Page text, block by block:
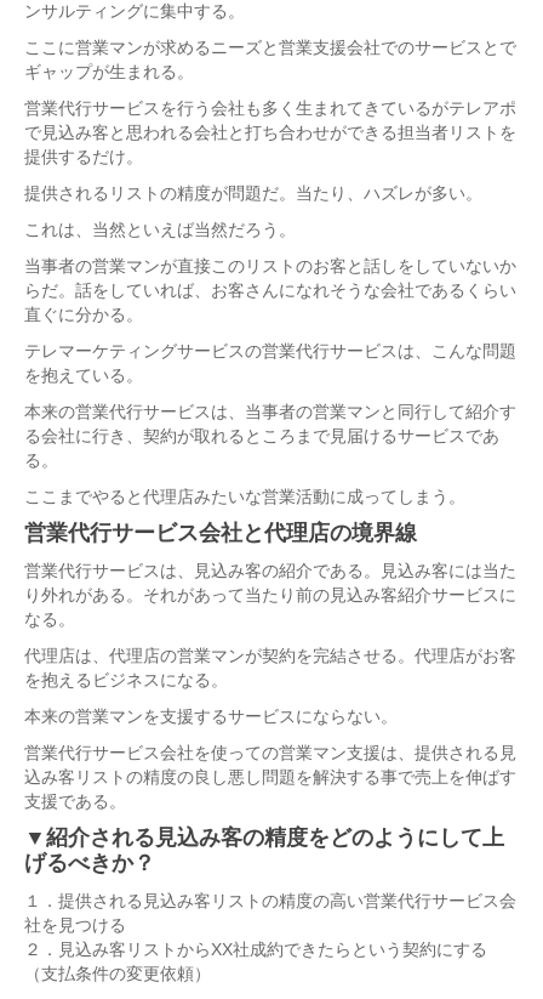
ログイン/ログアウト
ンサルティングに集中する。
ここに営業マンが求めるニーズと営業支援会社でのサービスとで
ギャップが生まれる。
営業代行サービスを行う会社も多く生まれてきているがテレアポ
で見込み客と思われる会社と打ち合わせができる担当者リストを
提供するだけ。
提供されるリストの精度が問題だ。当たり、ハズレが多い。
これは、当然といえば当然だろう。
当事者の営業マンが直接このリストのお客と話しをしていないか
らだ。話をしていれば、お客さんになれそうな会社であるくらい
直ぐに分かる。
テレマーケティングサービスの営業代行サービスは、こんな問題
を抱えている。
本来の営業代行サービスは、当事者の営業マンと同行して紹介す
る会社に行き、契約が取れるところまで見届けるサービスであ
る。
ここまでやると代理店みたいな営業活動に成ってしまう。
営業代行サービス会社と代理店の境界線
営業代行サービスは、見込み客の紹介である。見込み客には当た
り外れがある。それがあって当たり前の見込み客紹介サービスに
なる。
代理店は、代理店の営業マンが契約を完結させる。代理店がお客
を抱えるビジネスになる。
本来の営業マンを支援するサービスにならない。
営業代行サービス会社を使っての営業マン支援は、提供される見
込み客リストの精度の良し悪し問題を解決する事で売上を伸ばす
支援である。
▼紹介される見込み客の精度をどのようにして上
げるべきか？
１．提供される見込み客リストの精度の高い営業代行サービス会
社を見つける
２．見込み客リストからXX社成約できたらという契約にする
（支払条件の変更依頼）